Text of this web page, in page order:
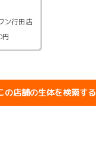
ン行田店
の店舗の生体を検索する